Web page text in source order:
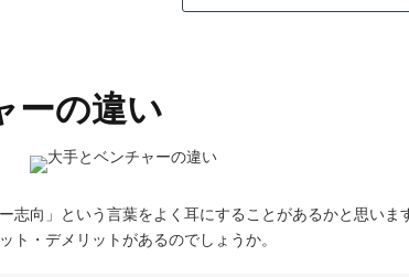
ーの違い
志向」という言葉をよく耳にすることがあるかと思いま
・デメリットがあるのでしょうか。